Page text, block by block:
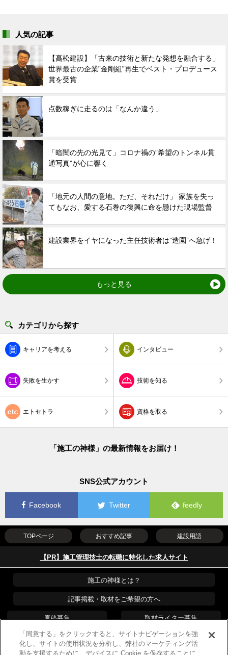
人気の記事
【髙松建設】「古来の技術と新たな発想を融合する」
世界最古の企業”金剛組”再生でベスト・プロデュース
賞を受賞
点数稼ぎに走るのは「なんか違う」
「暗闇の先の光見て」コロナ禍の”希望のトンネル貫
通写真”が心に響く
「地元の人間の意地。ただ、それだけ」 家族を失っ
てもなお、愛する石巻の復興に命を懸けた現場監督
建設業界をイヤになった主任技術者は”造園”へ急げ！
もっと見る
カテゴリから探す
キャリアを考える インタビュー
失敗を生かす 技術を知る
エトセトラ 資格を取る
「施工の神様」の最新情報をお届け！
SNS公式アカウント
Facebook Twitter feedly
TOPページ おすすめ記事 建設用語
【PR】施工管理技士の転職に特化した求人サイト
施工の神様とは？
記事掲載・取材をご希望の方へ
原稿募集 取材ライター募集
運営会社 PR・プレスリリース
「同意する」をクリックすると、サイトナビゲーションを強
化し、サイトの使用状況を分析し、弊社のマーケティング活
動を支援するために、デバイスに Cookie を保存することに